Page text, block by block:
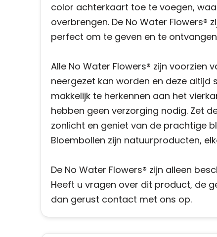
color achterkaart toe te voegen,
overbrengen. De No Water Flowers®
perfect om te geven en te
Alle No Water Flowers® zijn
neergezet kan worden en deze altijd
makkelijk te herkennen aan het
hebben geen verzorging nodig. Zet
zonlicht en geniet van de prachtige
Bloembollen zijn natuurproducten,
De No Water Flowers® zijn alleen
Heeft u vragen over dit product, de
dan gerust contact met ons op.